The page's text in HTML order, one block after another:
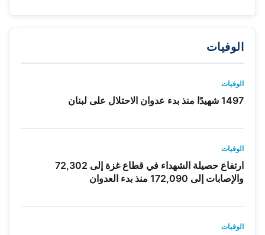
الوفيات
الوفيات
1497 شهيدًا منذ بدء عدوان الاحتلال على لبنان
الوفيات
ارتفاع حصيلة الشهداء في قطاع غزة إلى 72,302
والإصابات إلى 172,090 منذ بدء العدوان
الوفيات